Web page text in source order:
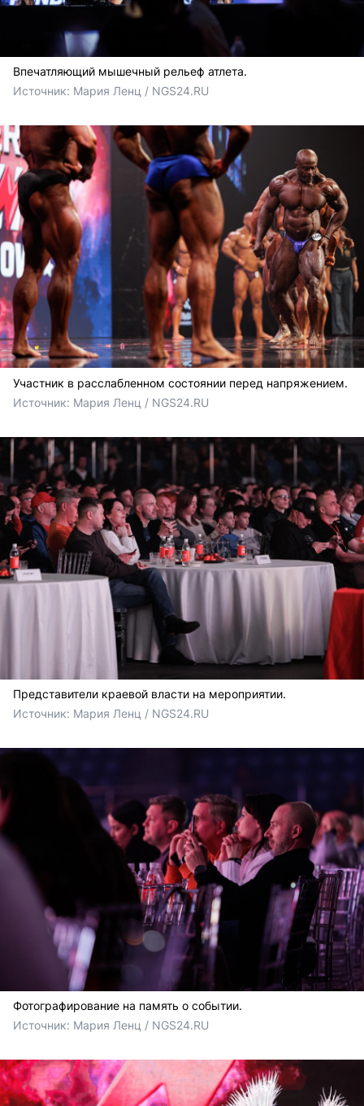
Впечатляющий мышечный рельеф атлета.
Источник: Мария Ленц / NGS24.RU
Участник в расслабленном состоянии перед напряжением.
Источник: Мария Ленц / NGS24.RU
Представители краевой власти на мероприятии.
Источник: Мария Ленц / NGS24.RU
Фотографирование на память о событии.
Источник: Мария Ленц / NGS24.RU